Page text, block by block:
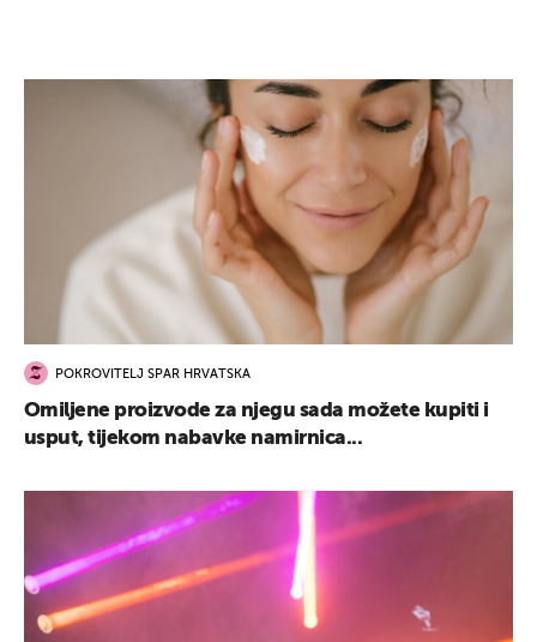
POKROVITELJ SPAR HRVATSKA
Omiljene proizvode za njegu sada možete kupiti i
usput, tijekom nabavke namirnica...